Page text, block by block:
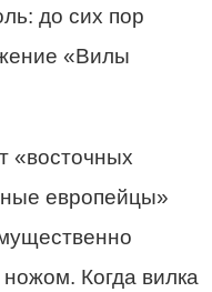
до сих пор
«Вилы
«восточных
европейцы»
Когда вилка